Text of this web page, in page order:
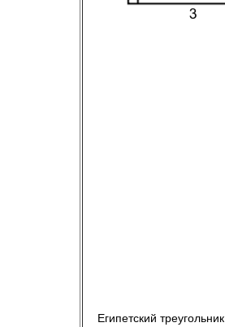
Египетский треугольник